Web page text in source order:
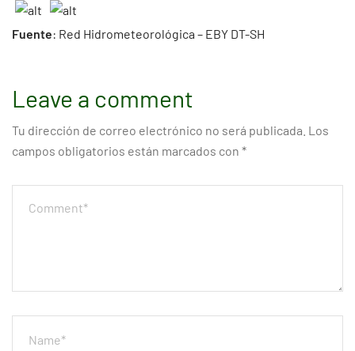
Fuente: Red Hidrometeorológica – EBY DT-SH
Leave a comment
Tu dirección de correo electrónico no será publicada. Los
campos obligatorios están marcados con *